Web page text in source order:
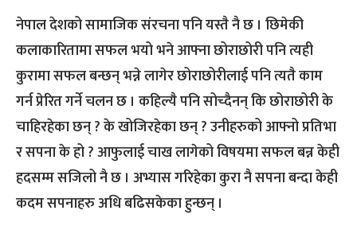
नेपाल देशको सामाजिक संरचना पनि यस्तै नै छ । छिमेकी
कलाकारितामा सफल भयो भने आफ्ना छोराछोरी पनि त्यही
कुरामा सफल बन्छन् भन्ने लागेर छोराछोरीलाई पनि त्यतै काम
गर्न प्रेरित गर्ने चलन छ । कहिल्यै पनि सोच्दैनन् कि छोराछोरी के
चाहिरहेका छन् ? के खोजिरहेका छन् ? उनीहरुको आफ्नो प्रतिभा
र सपना के हो ? आफुलाई चाख लागेको विषयमा सफल बन्न केही
हदसम्म सजिलो नै छ । अभ्यास गरिहेका कुरा नै सपना बन्दा केही
कदम सपनाहरु अधि बढिसकेका हुन्छन् ।